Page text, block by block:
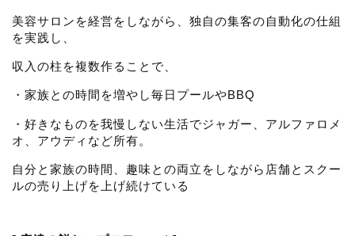
美容サロンを経営をしながら、独自の集客の自動化の仕組
を実践し、
収入の柱を複数作ることで、
・家族との時間を増やし毎日プールやBBQ
・好きなものを我慢しない生活でジャガー、アルファロメ
オ、アウディなど所有。
自分と家族の時間、趣味との両立をしながら店舗とスクー
ルの売り上げを上げ続けている